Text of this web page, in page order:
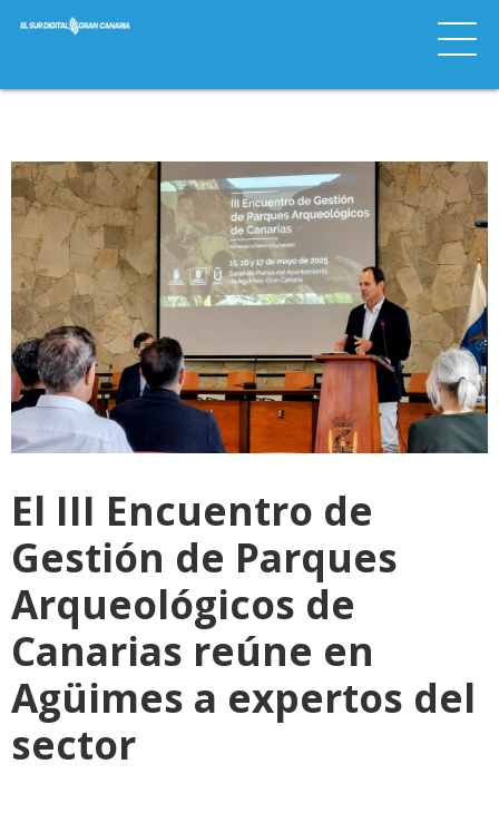
El III Encuentro de
Gestión de Parques
Arqueológicos de
Canarias reúne en
Agüimes a expertos del
sector